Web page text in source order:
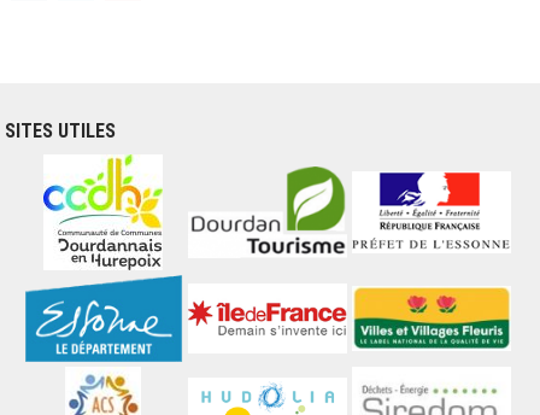
SITES UTILES